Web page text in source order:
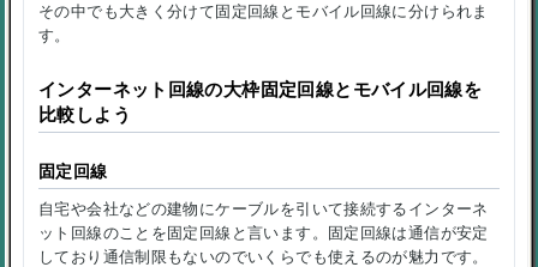
その中でも大きく分けて固定回線とモバイル回線に分けられま
す。
インターネット回線の大枠固定回線とモバイル回線を
比較しよう
固定回線
自宅や会社などの建物にケーブルを引いて接続するインターネ
ット回線のことを固定回線と言います。固定回線は通信が安定
しており通信制限もないのでいくらでも使えるのが魅力です。